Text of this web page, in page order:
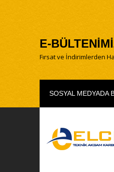
E-
Fırsat ve İndirimlerden
SOSYAL MEDYADA